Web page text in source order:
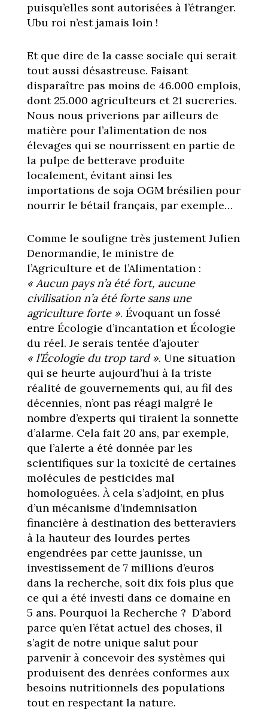
puisqu’elles sont autorisées à l’étranger.
Ubu roi n’est jamais loin !
Et que dire de la casse sociale qui serait
tout aussi désastreuse. Faisant
disparaître pas moins de 46.000 emplois,
dont 25.000 agriculteurs et 21 sucreries.
Nous nous priverions par ailleurs de
matière pour l’alimentation de nos
élevages qui se nourrissent en partie de
la pulpe de betterave produite
localement, évitant ainsi les
importations de soja OGM brésilien pour
nourrir le bétail français, par exemple…
Comme le souligne très justement Julien
Denormandie, le ministre de
l’Agriculture et de l’Alimentation :
« Aucun pays n’a été fort, aucune
civilisation n’a été forte sans une
agriculture forte ». Évoquant un fossé
entre Écologie d’incantation et Écologie
du réel. Je serais tentée d’ajouter
« l’Écologie du trop tard ». Une situation
qui se heurte aujourd’hui à la triste
réalité de gouvernements qui, au fil des
décennies, n’ont pas réagi malgré le
nombre d’experts qui tiraient la sonnette
d’alarme. Cela fait 20 ans, par exemple,
que l’alerte a été donnée par les
scientifiques sur la toxicité de certaines
molécules de pesticides mal
homologuées. À cela s’adjoint, en plus
d’un mécanisme d’indemnisation
financière à destination des betteraviers
à la hauteur des lourdes pertes
engendrées par cette jaunisse, un
investissement de 7 millions d’euros
dans la recherche, soit dix fois plus que
ce qui a été investi dans ce domaine en
5 ans. Pourquoi la Recherche ? D’abord
parce qu’en l’état actuel des choses, il
s’agit de notre unique salut pour
parvenir à concevoir des systèmes qui
produisent des denrées conformes aux
besoins nutritionnels des populations
tout en respectant la nature.